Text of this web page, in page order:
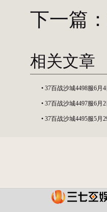
下一篇：
相关文章
• 37百战沙城4498服6月
• 37百战沙城4497服6月
• 37百战沙城4495服5月